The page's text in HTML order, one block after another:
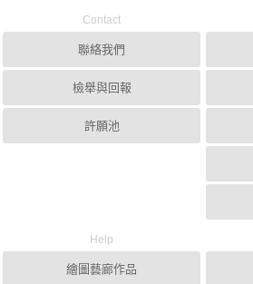
Contact
聯絡我們
檢舉與回報
許願池
Help
繪圖藝廊作品